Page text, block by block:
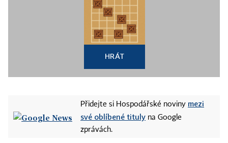
HRÁT
Přidejte si Hospodářské noviny mezi
své oblíbené tituly na Google
zprávách.